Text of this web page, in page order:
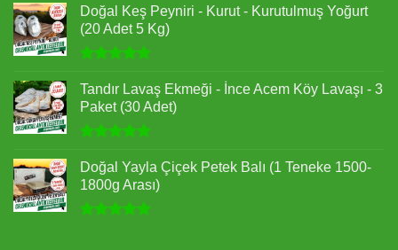
Doğal Keş Peyniri - Kurut - Kurutulmuş Yoğurt
(20 Adet 5 Kg)
5.00oy
aldı
Tandır Lavaş Ekmeği - İnce Acem Köy Lavaşı - 3
Paket (30 Adet)
5.00oy
aldı
Doğal Yayla Çiçek Petek Balı (1 Teneke 1500-
1800g Arası)